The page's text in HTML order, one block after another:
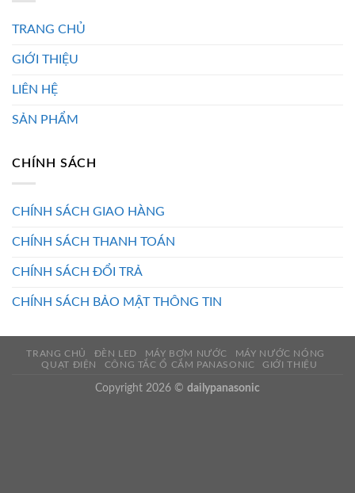
TRANG CHỦ
GIỚI THIỆU
LIÊN HỆ
SẢN PHẨM
CHÍNH SÁCH
CHÍNH SÁCH GIAO HÀNG
CHÍNH SÁCH THANH TOÁN
CHÍNH SÁCH ĐỔI TRẢ
CHÍNH SÁCH BẢO MẬT THÔNG TIN
TRANG CHỦ ĐÈN LED MÁY BƠM NƯỚC
MÁY NƯỚC NÓNG
QUẠT ĐIỆN
CÔNG TẮC Ổ CẮM PANASONIC GIỚI THIỆU
Copyright 2026 © dailypanasonic